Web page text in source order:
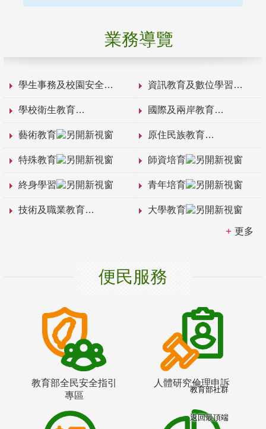
業務導覽
學生事務及校園安全 資訊教育及數位學習
學校衛生教育 國際及兩岸教育
藝術教育 原住民族教育
特殊教育 師資培育
終身學習 青年培育
技術及職業教育 大學教育
更多
便民服務
教育部全民安全指引
專區
人體研究倫理申訴
教育部社群
返回最頂端